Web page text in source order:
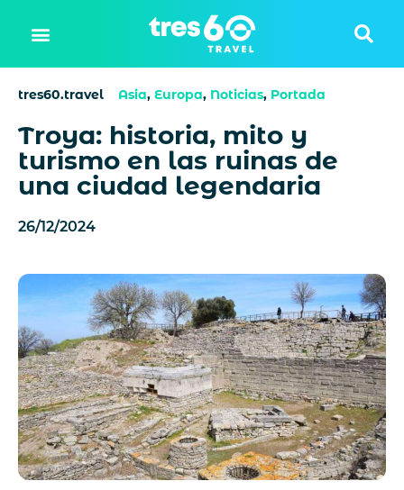
tres60.travel Asia, Europa, Noticias, Portada
Troya: historia, mito y
turismo en las ruinas de
una ciudad legendaria
26/12/2024